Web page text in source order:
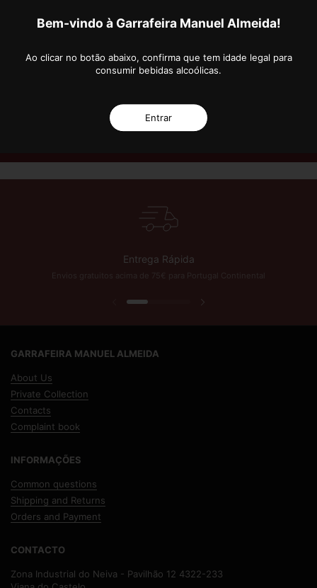
Entrega Rápida
GARRAFEIRA MANUEL ALMEIDA
About Us
Private Collection
Contacts
Complaint book
INFORMAÇÕES
Common questions
Shipping and Returns
Orders and Payment
CONTACTO
Zona Industrial do Neiva - Pavilhão 12 4322-233
Bem-vindo à Garrafeira Manuel Almeida!
Ao clicar no botão abaixo, confirma que tem idade legal para
consumir bebidas alcoólicas.
Entrar